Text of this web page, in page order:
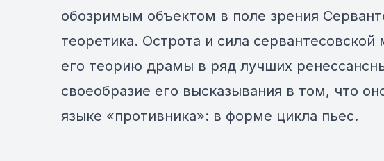
обозримым объектом в поле зрения
теоретика. Острота и сила сервантесовской
его теорию драмы в ряд лучших
своеобразие его высказывания в том, что
языке «противника»: в форме цикла пьес.